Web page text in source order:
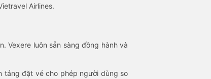
Airlines.
Vexere luôn sẵn sàng đồng hành và
tảng đặt vé cho phép người dùng so